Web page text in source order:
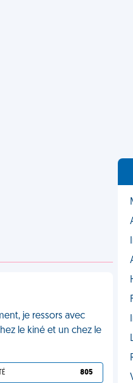
je ressors avec
le kiné et un chez le
805